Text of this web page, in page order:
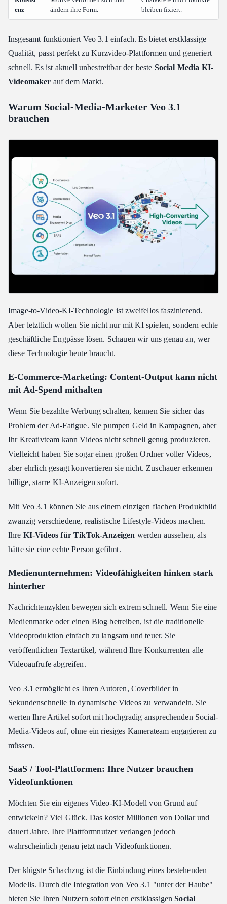
enz
ändern ihre Form.
bleiben fixiert.
Insgesamt funktioniert Veo 3.1 einfach. Es bietet erstklassige
Qualität, passt perfekt zu Kurzvideo-Plattformen und generiert
schnell. Es ist aktuell unbestreitbar der beste Social Media KI-
Videomaker auf dem Markt.
Warum Social-Media-Marketer Veo 3.1
brauchen
Image-to-Video-KI-Technologie ist zweifellos faszinierend.
Aber letztlich wollen Sie nicht nur mit KI spielen, sondern echte
geschäftliche Engpässe lösen. Schauen wir uns genau an, wer
diese Technologie heute braucht.
E-Commerce-Marketing: Content-Output kann nicht
mit Ad-Spend mithalten
Wenn Sie bezahlte Werbung schalten, kennen Sie sicher das
Problem der Ad-Fatigue. Sie pumpen Geld in Kampagnen, aber
Ihr Kreativteam kann Videos nicht schnell genug produzieren.
Vielleicht haben Sie sogar einen großen Ordner voller Videos,
aber ehrlich gesagt konvertieren sie nicht. Zuschauer erkennen
billige, starre KI-Anzeigen sofort.
Mit Veo 3.1 können Sie aus einem einzigen flachen Produktbild
zwanzig verschiedene, realistische Lifestyle-Videos machen.
Ihre KI-Videos für TikTok-Anzeigen werden aussehen, als
hätte sie eine echte Person gefilmt.
Medienunternehmen: Videofähigkeiten hinken stark
hinterher
Nachrichtenzyklen bewegen sich extrem schnell. Wenn Sie eine
Medienmarke oder einen Blog betreiben, ist die traditionelle
Videoproduktion einfach zu langsam und teuer. Sie
veröffentlichen Textartikel, während Ihre Konkurrenten alle
Videoaufrufe abgreifen.
Veo 3.1 ermöglicht es Ihren Autoren, Coverbilder in
Sekundenschnelle in dynamische Videos zu verwandeln. Sie
werten Ihre Artikel sofort mit hochgradig ansprechenden Social-
Media-Videos auf, ohne ein riesiges Kamerateam engagieren zu
müssen.
SaaS / Tool-Plattformen: Ihre Nutzer brauchen
Videofunktionen
Möchten Sie ein eigenes Video-KI-Modell von Grund auf
entwickeln? Viel Glück. Das kostet Millionen von Dollar und
dauert Jahre. Ihre Plattformnutzer verlangen jedoch
wahrscheinlich genau jetzt nach Videofunktionen.
Der klügste Schachzug ist die Einbindung eines bestehenden
Modells. Durch die Integration von Veo 3.1 "unter der Haube"
bieten Sie Ihren Nutzern sofort einen erstklassigenSocial